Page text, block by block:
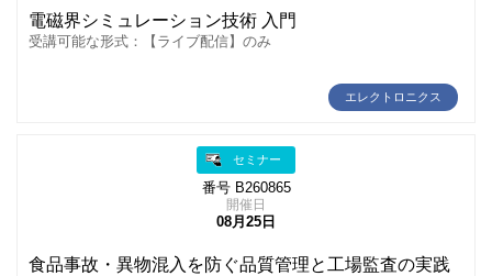
電磁界シミュレーション技術 入門
受講可能な形式：【ライブ配信】のみ
エレクトロニクス
セミナー
番号 B260865
開催日
08月25日
食品事故・異物混入を防ぐ品質管理と工場監査の実践